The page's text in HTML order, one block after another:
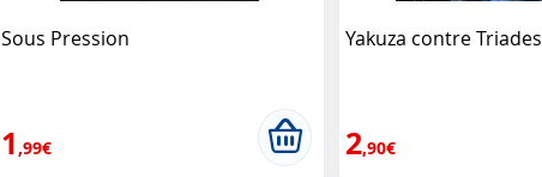
Sous Pression
1,99€
Yakuza contre Triades
2,90€